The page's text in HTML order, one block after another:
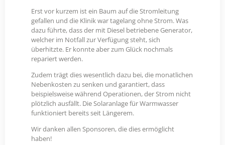
Erst vor kurzem ist ein Baum auf die Stromleitung
gefallen und die Klinik war tagelang ohne Strom. Was
dazu führte, dass der mit Diesel betriebene Generator,
welcher im Notfall zur Verfügung steht, sich
überhitzte. Er konnte aber zum Glück nochmals
repariert werden.
Zudem trägt dies wesentlich dazu bei, die monatlichen
Nebenkosten zu senken und garantiert, dass
beispielsweise während Operationen, der Strom nicht
plötzlich ausfällt. Die Solaranlage für Warmwasser
funktioniert bereits seit Längerem.
Wir danken allen Sponsoren, die dies ermöglicht
haben!